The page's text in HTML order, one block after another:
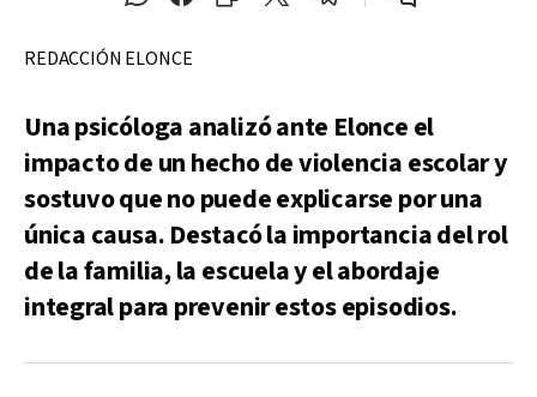
REDACCIÓN ELONCE
Una psicóloga analizó ante Elonce el
impacto de un hecho de violencia escolar y
sostuvo que no puede explicarse por una
única causa. Destacó la importancia del rol
de la familia, la escuela y el abordaje
integral para prevenir estos episodios.